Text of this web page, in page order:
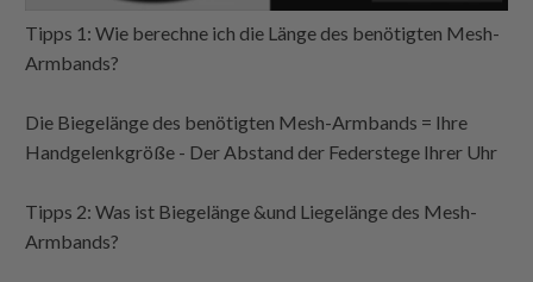
Tipps 1: Wie berechne ich die Länge des benötigten Mesh-
Armbands?
Die Biegelänge des benötigten Mesh-Armbands = Ihre
Handgelenkgröße - Der Abstand der Federstege Ihrer Uhr
Tipps 2: Was ist Biegelänge &und Liegelänge des Mesh-
Armbands?